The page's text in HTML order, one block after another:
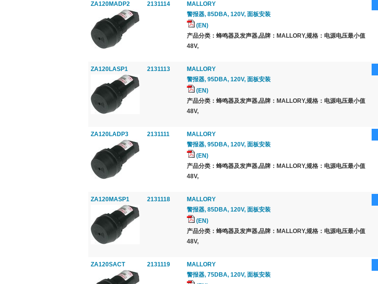
ZA120MADP2 2131114
MALLORY
警报器, 85DBA, 120V, 面板安装
(EN)
产品分类：蜂鸣器及发声器,品牌：MALLORY,规格：电源电压最小值
48V,
ZA120LASP1 2131113
MALLORY
警报器, 95DBA, 120V, 面板安装
(EN)
产品分类：蜂鸣器及发声器,品牌：MALLORY,规格：电源电压最小值
48V,
ZA120LADP3 2131111
MALLORY
警报器, 95DBA, 120V, 面板安装
(EN)
产品分类：蜂鸣器及发声器,品牌：MALLORY,规格：电源电压最小值
48V,
ZA120MASP1 2131118
MALLORY
警报器, 85DBA, 120V, 面板安装
(EN)
产品分类：蜂鸣器及发声器,品牌：MALLORY,规格：电源电压最小值
48V,
ZA120SACT 2131119
MALLORY
警报器, 75DBA, 120V, 面板安装